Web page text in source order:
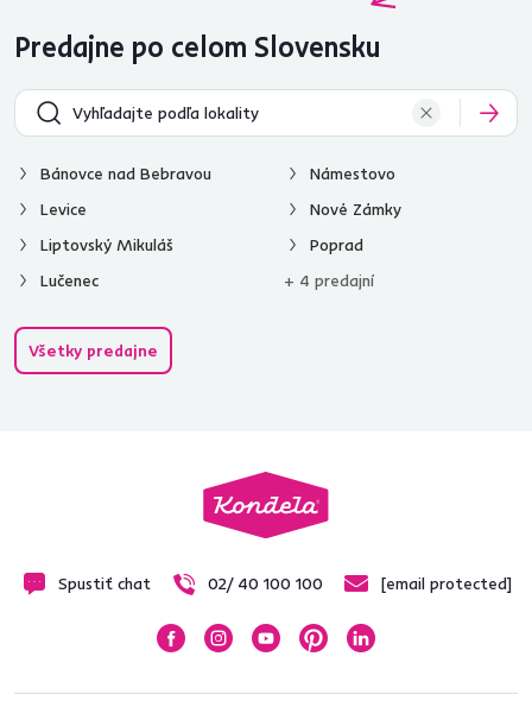
Predajne po celom Slovensku
Bánovce nad Bebravou
Levice
Liptovský Mikuláš
Lučenec
Námestovo
Nové Zámky
Poprad
+ 4 predajní
Všetky predajne
Spustiť chat 02/ 40 100 100 [email protected]